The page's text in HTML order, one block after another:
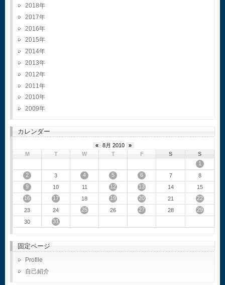
2018
2017
2016
2015
2014
2013
2012
2011
2010
2009
カレンダー
« 8月 2010
»
M
T W T F S
S
1
2
3 4 5 6 7
8
9
10 11 12 13 14
15
16
17 18 19 20 21
22
23
24 25 26 27 28
29
30
31
固定ページ
Profile
自己紹介